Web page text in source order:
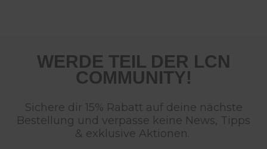
WERDE TEIL DER LCN
COMMUNITY!
Sichere dir 15% Rabatt auf deine nächste
Bestellung und verpasse keine News, Tipps
& exklusive Aktionen.